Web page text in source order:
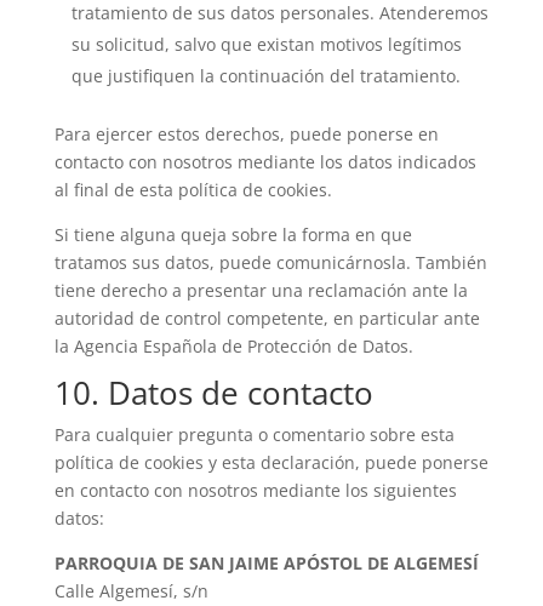
tratamiento de sus datos personales. Atenderemos
su solicitud, salvo que existan motivos legítimos
que justifiquen la continuación del tratamiento.
Para ejercer estos derechos, puede ponerse en
contacto con nosotros mediante los datos indicados
al final de esta política de cookies.
Si tiene alguna queja sobre la forma en que
tratamos sus datos, puede comunicárnosla. También
tiene derecho a presentar una reclamación ante la
autoridad de control competente, en particular ante
la Agencia Española de Protección de Datos.
10. Datos de contacto
Para cualquier pregunta o comentario sobre esta
política de cookies y esta declaración, puede ponerse
en contacto con nosotros mediante los siguientes
datos:
PARROQUIA DE SAN JAIME APÓSTOL DE ALGEMESÍ
Calle Algemesí, s/n